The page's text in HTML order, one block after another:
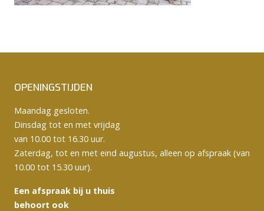
OPENINGSTIJDEN
Maandag gesloten.
Dinsdag tot en met vrijdag
van 10.00 tot 16.30 uur.
Zaterdag, tot en met eind augustus, alleen op afspraak (van
10.00 tot 15.30 uur).
Een afspraak bij u thuis
behoort ook